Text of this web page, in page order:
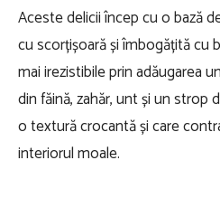
Aceste delicii încep cu o bază
cu scorțișoară și îmbogățită cu
mai irezistibile prin adăugarea
din făină, zahăr, unt și un strop
o textură crocantă și care
interiorul moale.